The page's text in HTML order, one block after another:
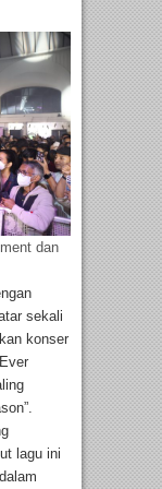
dan
sekali
konser
lagu ini